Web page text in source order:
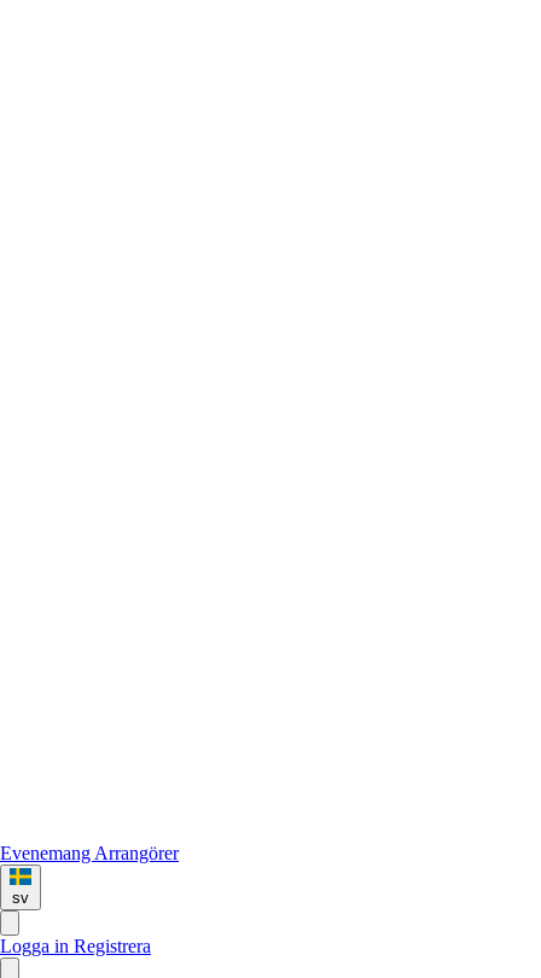
Evenemang Arrangörer
sv
Logga in Registrera